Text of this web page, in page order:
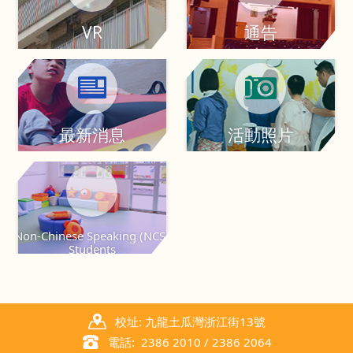
VR 通告
最新消息 活動照片
Non-Chinese Speaking (NCS)
Students
校址: 九龍土瓜灣浙江街13號
電話: 2386 2010 / 2386 2064